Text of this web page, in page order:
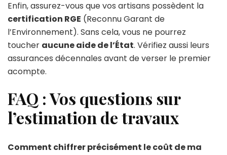
Enfin, assurez-vous que vos artisans possèdent la
certification RGE (Reconnu Garant de
l’Environnement). Sans cela, vous ne pourrez
toucher aucune aide de l’État. Vérifiez aussi leurs
assurances décennales avant de verser le premier
acompte.
FAQ : Vos questions sur
l’estimation de travaux
Comment chiffrer précisément le coût de ma